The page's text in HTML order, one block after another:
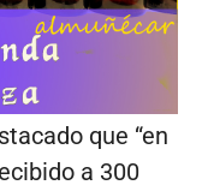
que “en
a 300